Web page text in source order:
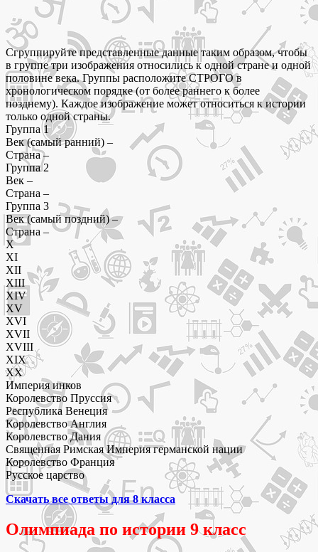
Сгруппируйте представленные данные таким образом, чтобы
в группе три изображения относились к одной стране и одной
половине века. Группы расположите СТРОГО в
хронологическом порядке (от более раннего к более
позднему). Каждое изображение может относиться к истории
только одной страны.
Группа 1
Век (самый ранний) –
Страна –
Группа 2
Век –
Страна –
Группа 3
Век (самый поздний) –
Страна –
X
XI
XII
XIII
XIV
XV
XVI
XVII
XVIII
XIX
XX
Империя инков
Королевство Пруссия
Республика Венеция
Королевство Англия
Королевство Дания
Священная Римская Империя германской нации
Королевство Франция
Русское царство
Скачать все ответы для 8 класса
Олимпиада по истории 9 класс